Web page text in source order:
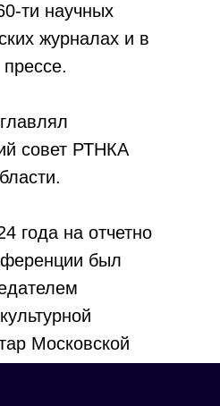
ти научных
журналах и в
совет РТНКА
года на отчетно
был
Московской